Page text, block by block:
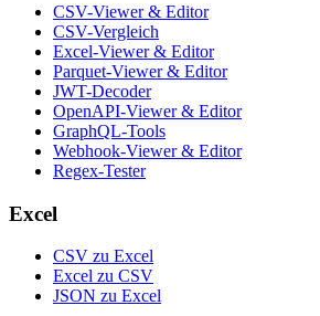
CSV-Viewer & Editor
CSV-Vergleich
Excel-Viewer & Editor
Parquet-Viewer & Editor
JWT-Decoder
OpenAPI-Viewer & Editor
GraphQL-Tools
Webhook-Viewer & Editor
Regex-Tester
Excel
CSV zu Excel
Excel zu CSV
JSON zu Excel